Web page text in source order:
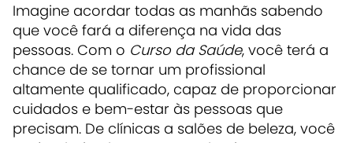
Imagine acordar todas as manhãs sabendo
que você fará a diferença na vida das
pessoas. Com o Curso da Saúde, você terá a
chance de se tornar um profissional
altamente qualificado, capaz de proporcionar
cuidados e bem-estar às pessoas que
precisam. De clínicas a salões de beleza, você